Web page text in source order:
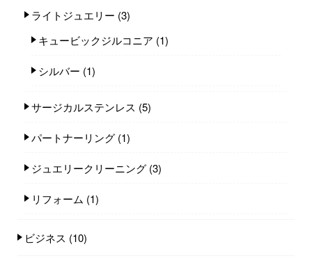
ライトジュエリー (3)
キュービックジルコニア (1)
シルバー (1)
サージカルステンレス (5)
パートナーリング (1)
ジュエリークリーニング (3)
リフォーム (1)
ビジネス (10)